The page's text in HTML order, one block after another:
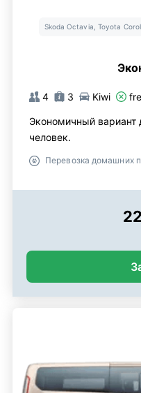
Skoda Octavia, Toyota
4 3 Kiwi
Экономичный
человек.
Перевозка домашних